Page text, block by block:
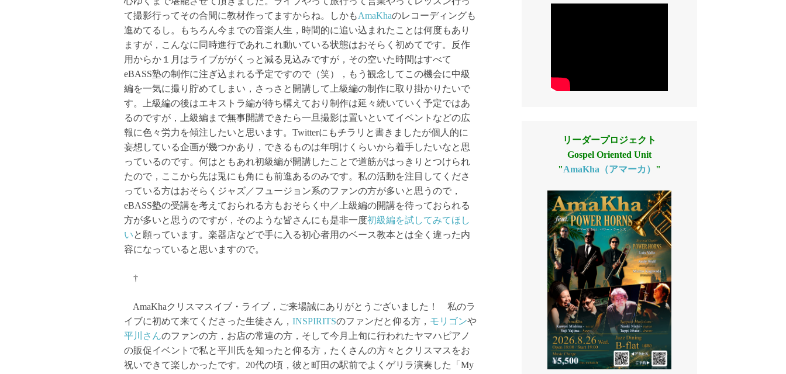
て撮影行ってその合間に教材作ってますからね。しかもAmaKhaのレコーディングも
進めてるし。もちろん今までの音楽人生，時間的に追い込まれたことは何度もあり
ますが，こんなに同時進行であれこれ動いている状態はおそらく初めてです。反作
用からか１月はライブががくっと減る見込みですが，その空いた時間はすべて
eBASS塾の制作に注ぎ込まれる予定ですので（笑），もう観念してこの機会に中級
編を一気に撮り貯めてしまい，さっさと開講して上級編の制作に取り掛かりたいで
す。上級編の後はエキストラ編が待ち構えており制作は延々続いていく予定ではあ
るのですが，上級編まで無事開講できたら一旦撮影は置いといてイベントなどの広
報に色々労力を傾注したいと思います。Twitterにもチラリと書きましたが個人的に
妄想している企画が幾つかあり，できるものは年明けくらいから着手したいなと思
っているのです。何はともあれ初級編が開講したことで道筋がはっきりとつけられ
たので，ここから先は兎にも角にも前進あるのみです。私の活動を注目してくださ
っている方はおそらくジャズ／フュージョン系のファンの方が多いと思うので，
eBASS塾の受講を考えておられる方もおそらく中／上級編の開講を待っておられる
方が多いと思うのですが，そのような皆さんにも是非一度初級編を試してみてほし
いと願っています。楽器店などで手に入る初心者用のベース教本とは全く違った内
容になっていると思いますので。
†
AmaKhaクリスマスイブ・ライブ，ご来場誠にありがとうございました！ 私のラ
イブに初めて来てくださった生徒さん， INSPIRITSのファンだと仰る方， モリゴンや
平川さんのファンの方，お店の常連の方，そして今月上旬に行われたヤマハピアノ
の販促イベントで私と平川氏を知ったと仰る方，たくさんの方々とクリスマスをお
祝いできて楽しかったです。20代の頃，彼と町田の駅前でよくゲリラ演奏した「My
リーダープロジェクト
Gospel Oriented Unit
"AmaKha（アマーカ） "